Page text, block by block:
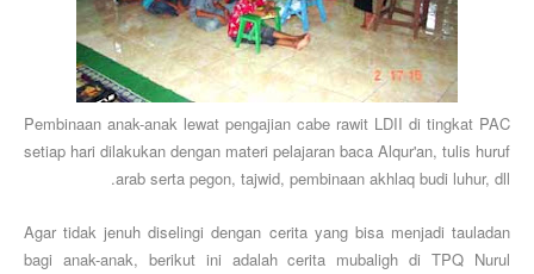
Pembinaan anak-anak lewat pengajian cabe rawit LDII di tingkat PAC
setiap hari dilakukan dengan materi pelajaran baca Alqur'an, tulis huruf
arab serta pegon, tajwid, pembinaan akhlaq budi luhur, dll.
Agar tidak jenuh diselingi dengan cerita yang bisa menjadi tauladan
bagi anak-anak, berikut ini adalah cerita mubaligh di TPQ Nurul